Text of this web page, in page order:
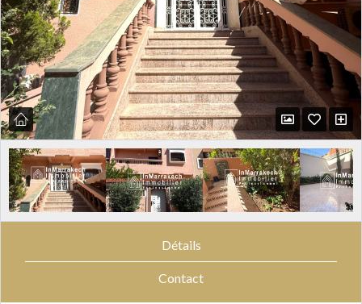
Détails
Contact